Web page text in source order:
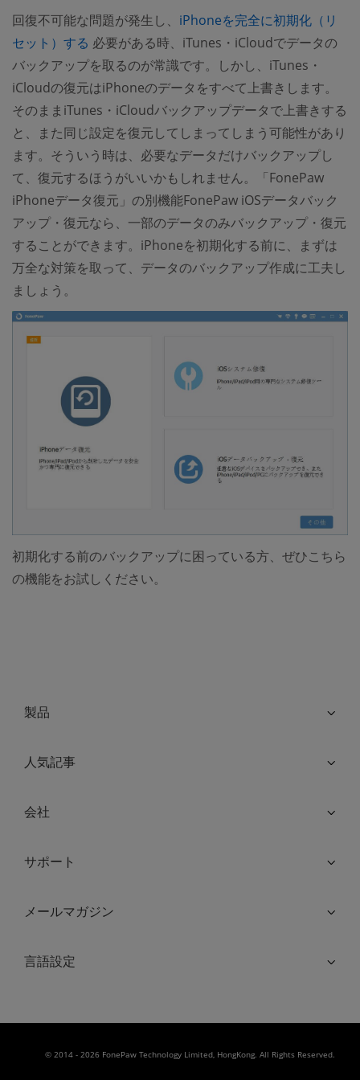
回復不可能な問題が発生し、 iPhoneを完全に初期化（リ
セット）する (opens new window)
必要がある時、iTunes・iCloudでデータの
バックアップを取るのが常識です。しかし、iTunes・
iCloudの復元はiPhoneのデータをすべて上書きします。
そのままiTunes・iCloudバックアップデータで上書きする
と、また同じ設定を復元してしまってしまう可能性があり
ます。そういう時は、必要なデータだけバックアップし
て、復元するほうがいいかもしれません。「FonePaw
iPhoneデータ復元」の別機能FonePaw iOSデータバック
アップ・復元なら、一部のデータのみバックアップ・復元
することができます。iPhoneを初期化する前に、まずは
万全な対策を取って、データのバックアップ作成に工夫し
ましょう。
初期化する前のバックアップに困っている方、ぜひこちら
の機能をお試しください。
製品
人気記事
会社
サポート
メールマガジン
言語設定
© 2014 - 2026 FonePaw Technology Limited, HongKong. All Rights Reserved.